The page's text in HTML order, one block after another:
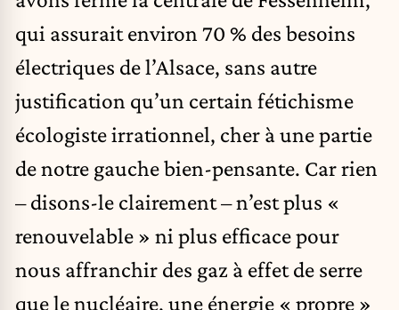
qui assurait environ 70 % des besoins
électriques de l’Alsace, sans autre
justification qu’un certain fétichisme
écologiste irrationnel, cher à une partie
de notre gauche bien-pensante. Car rien
– disons-le clairement – n’est plus «
renouvelable » ni plus efficace pour
nous affranchir des gaz à effet de serre
que le nucléaire, une énergie « propre »